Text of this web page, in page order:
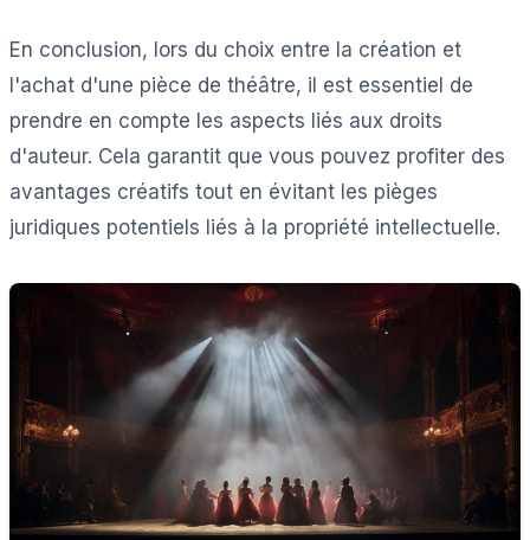
En conclusion, lors du choix entre la création et
l'achat d'une pièce de théâtre, il est essentiel de
prendre en compte les aspects liés aux droits
d'auteur. Cela garantit que vous pouvez profiter des
avantages créatifs tout en évitant les pièges
juridiques potentiels liés à la propriété intellectuelle.